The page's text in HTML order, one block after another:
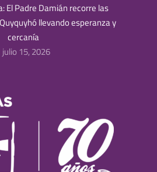
El Padre Damián recorre las
llevando esperanza y
cercanía
julio 15, 2026